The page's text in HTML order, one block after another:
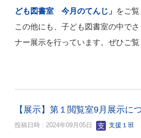
ども図書室 今月のてんじ」 をご覧
この他にも、子ども図書室の中で
ナー展示を行っています。ぜひご覧
【展示】第１閲覧室9月展示に
投稿日時 : 2024年09月05日 支援１班